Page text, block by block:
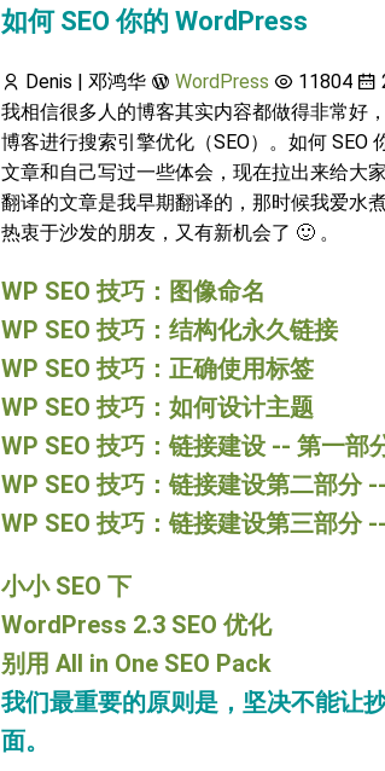
如何 SEO 你的 WordPress
Denis | 邓鸿华 WordPress 11804
我相信很多人的博客其实内容都做得非常好
博客进行搜索引擎优化（SEO）。如何 SEO
文章和自己写过一些体会，现在拉出来给大
翻译的文章是我早期翻译的，那时候我爱水
热衷于沙发的朋友，又有新机会了 🙂 。
WP SEO 技巧：图像命名
WP SEO 技巧：结构化永久链接
WP SEO 技巧：正确使用标签
WP SEO 技巧：如何设计主题
WP SEO 技巧：链接建设 -- 第一部
WP SEO 技巧：链接建设第二部分
WP SEO 技巧：链接建设第三部分
小小 SEO 下
WordPress 2.3 SEO 优化
别用 All in One SEO Pack
我们最重要的原则是，坚决不能让
面。